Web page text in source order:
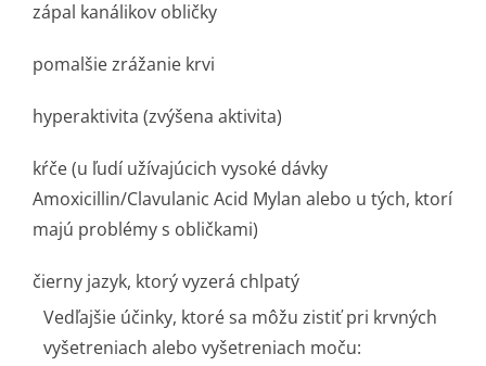
zápal kanálikov obličky
pomalšie zrážanie krvi
hyperaktivita (zvýšena aktivita)
kŕče (u ľudí užívajúcich vysoké dávky
Amoxicillin/Cla­vulanic Acid Mylan alebo u tých, ktorí
majú problémy s obličkami)
čierny jazyk, ktorý vyzerá chlpatý
Vedľajšie účinky, ktoré sa môžu zistiť pri krvných
vyšetreniach alebo vyšetreniach moču: